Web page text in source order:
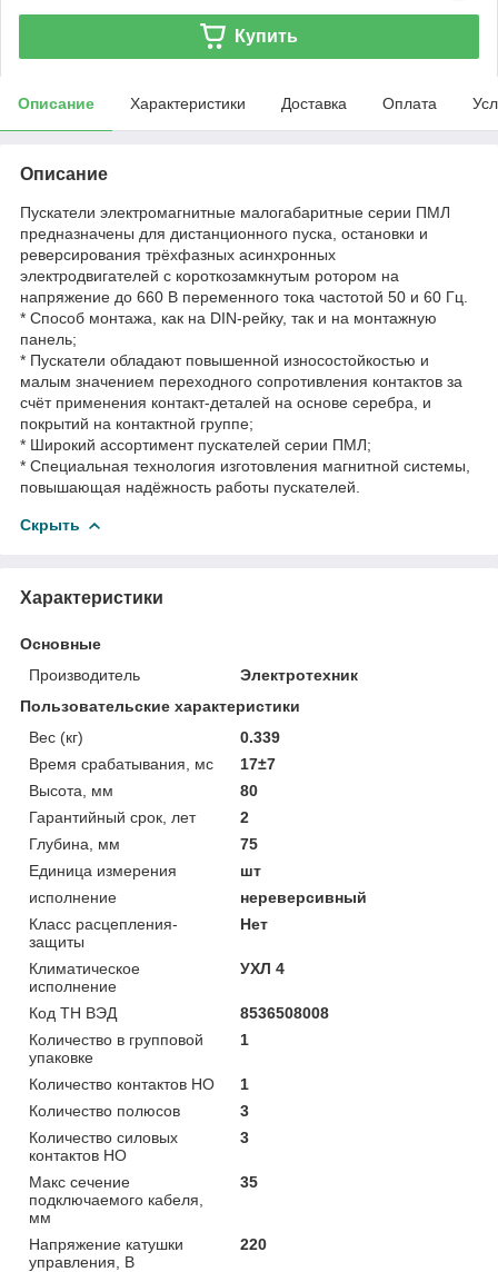
Купить
Описание Характеристики Доставка Оплата
Описание
Пускатели электромагнитные малогабаритные серии ПМЛ
предназначены для дистанционного пуска, остановки и
реверсирования трёхфазных асинхронных
электродвигателей с короткозамкнутым ротором на
напряжение до 660 В переменного тока частотой 50 и 60 Гц.
* Способ монтажа, как на DIN-рейку, так и на монтажную
панель;
* Пускатели обладают повышенной износостойкостью и
малым значением переходного сопротивления контактов за
счёт применения контакт-деталей на основе серебра, и
покрытий на контактной группе;
* Широкий ассортимент пускателей серии ПМЛ;
* Специальная технология изготовления магнитной системы,
повышающая надёжность работы пускателей.
Скрыть
Характеристики
Основные
Производитель
Электротехник
Пользовательские характеристики
Вес (кг)
0.339
Время срабатывания, мс
17±7
Высота, мм
80
Гарантийный срок, лет
2
Глубина, мм
75
Единица измерения
шт
исполнение
нереверсивный
Класс расцепления-
защиты
Нет
Климатическое
исполнение
УХЛ 4
Код ТН ВЭД
8536508008
Количество в групповой
упаковке
1
Количество контактов НО
1
Количество полюсов
3
Количество силовых
контактов НО
3
Макс сечение
подключаемого кабеля,
мм
35
Напряжение катушки
управления, В
220